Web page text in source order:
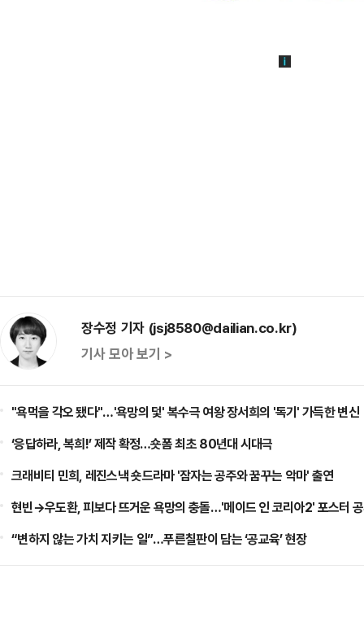
장수정 기자 (jsj8580@dailian.co.kr)
기사 모아 보기 >
"욕먹을 각오 됐다"…'욕망의 덫' 복수극 여왕 장서희의 '독기' 가득한 변신
‘응답하라, 복희!’ 제작 확정…숏폼 최초 80년대 시대극
크래비티 민희, 레진스낵 숏드라마 '잠자는 공주와 꿈꾸는 악마' 출연
현빈→우도환, 피보다 뜨거운 욕망의 충돌…'메이드 인 코리아2' 포스터
“변하지 않는 가치 지키는 일”…푸른칠판이 담는 ‘공교육’ 현장